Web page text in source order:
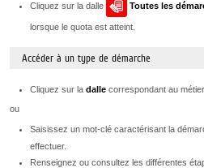
Cliquez sur la dalle Toutes les
lorsque le quota est atteint.
Accéder à un type de démarche
Cliquez sur la dalle correspondant au
ou
Saisissez un mot-clé caractérisant la
effectuer.
Renseignez ou consultez les différentes